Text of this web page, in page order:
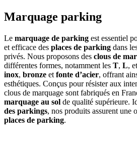
Marquage parking
Le marquage de parking est essentiel
et efficace des places de parking dans
privés. Nous proposons des clous de
différentes formes, notamment les T, L, et
inox, bronze et fonte d’acier, offrant
esthétiques. Conçus pour résister aux
clous de marquage sont fabriqués en
marquage au sol de qualité supérieure.
des parkings, nos produits assurent une
places de parking.